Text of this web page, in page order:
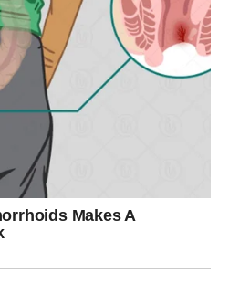
koji ostavlja
unutrašnji osećaj